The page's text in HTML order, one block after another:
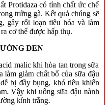
có tính chất ức chế
trứng gà. Kết quả chúng sẽ
gây rối loạn tiêu hóa và làm
cơ thể được hấp thụ.
ĐEN
malic khi hòa tan trong sữa
làm giảm chất bổ của sữa đậu
bị đầy bụng, khó tiêu khiến
Vậy khi uống sữa đậu nành
kính trắng.